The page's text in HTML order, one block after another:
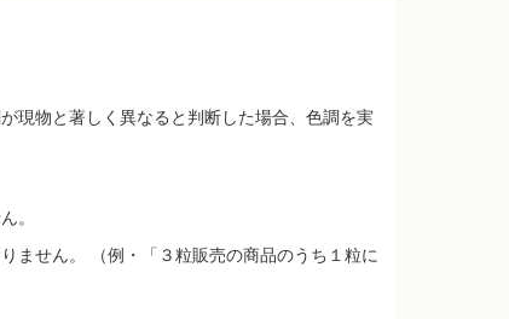
現物と著しく異なると判断した場合、色調を実
。
ません。 （例・「３粒販売の商品のうち１粒に